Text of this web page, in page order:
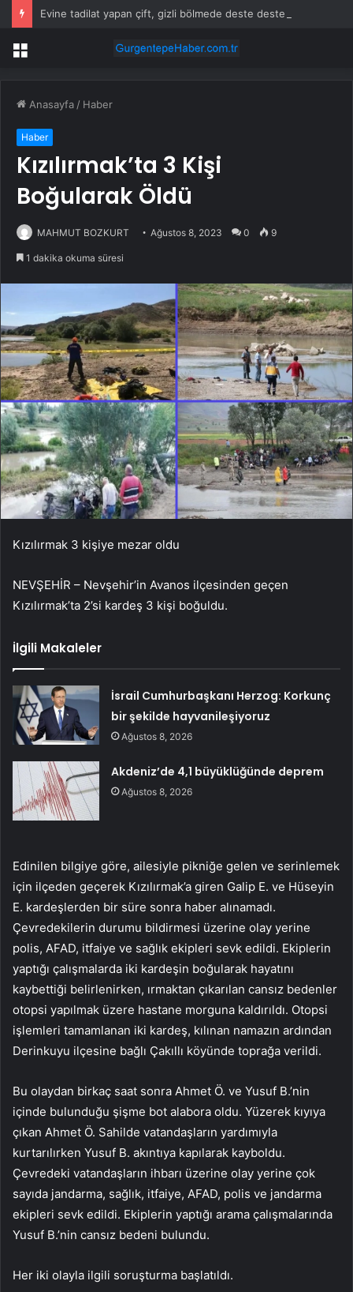
Menü
Anasayfa / Haber
Haber
Kızılırmak’ta 3 Kişi
Boğularak Öldü
MAHMUT BOZKURT Ağustos 8, 2023 0 9
1 dakika okuma süresi
Kızılırmak 3 kişiye mezar oldu
NEVŞEHİR – Nevşehir’in Avanos ilçesinden geçen
Kızılırmak’ta 2’si kardeş 3 kişi boğuldu.
İlgili Makaleler
İsrail Cumhurbaşkanı Herzog: Korkunç
bir şekilde hayvanileşiyoruz
Ağustos 8, 2026
Akdeniz’de 4,1 büyüklüğünde deprem
Ağustos 8, 2026
Edinilen bilgiye göre, ailesiyle pikniğe gelen ve serinlemek
için ilçeden geçerek Kızılırmak’a giren Galip E. ve Hüseyin
E. kardeşlerden bir süre sonra haber alınamadı.
Çevredekilerin durumu bildirmesi üzerine olay yerine
polis, AFAD, itfaiye ve sağlık ekipleri sevk edildi. Ekiplerin
yaptığı çalışmalarda iki kardeşin boğularak hayatını
kaybettiği belirlenirken, ırmaktan çıkarılan cansız bedenler
otopsi yapılmak üzere hastane morguna kaldırıldı. Otopsi
işlemleri tamamlanan iki kardeş, kılınan namazın ardından
Derinkuyu ilçesine bağlı Çakıllı köyünde toprağa verildi.
Bu olaydan birkaç saat sonra Ahmet Ö. ve Yusuf B.’nin
içinde bulunduğu şişme bot alabora oldu. Yüzerek kıyıya
çıkan Ahmet Ö. Sahilde vatandaşların yardımıyla
kurtarılırken Yusuf B. akıntıya kapılarak kayboldu.
Çevredeki vatandaşların ihbarı üzerine olay yerine çok
sayıda jandarma, sağlık, itfaiye, AFAD, polis ve jandarma
ekipleri sevk edildi. Ekiplerin yaptığı arama çalışmalarında
Yusuf B.’nin cansız bedeni bulundu.
Her iki olayla ilgili soruşturma başlatıldı.